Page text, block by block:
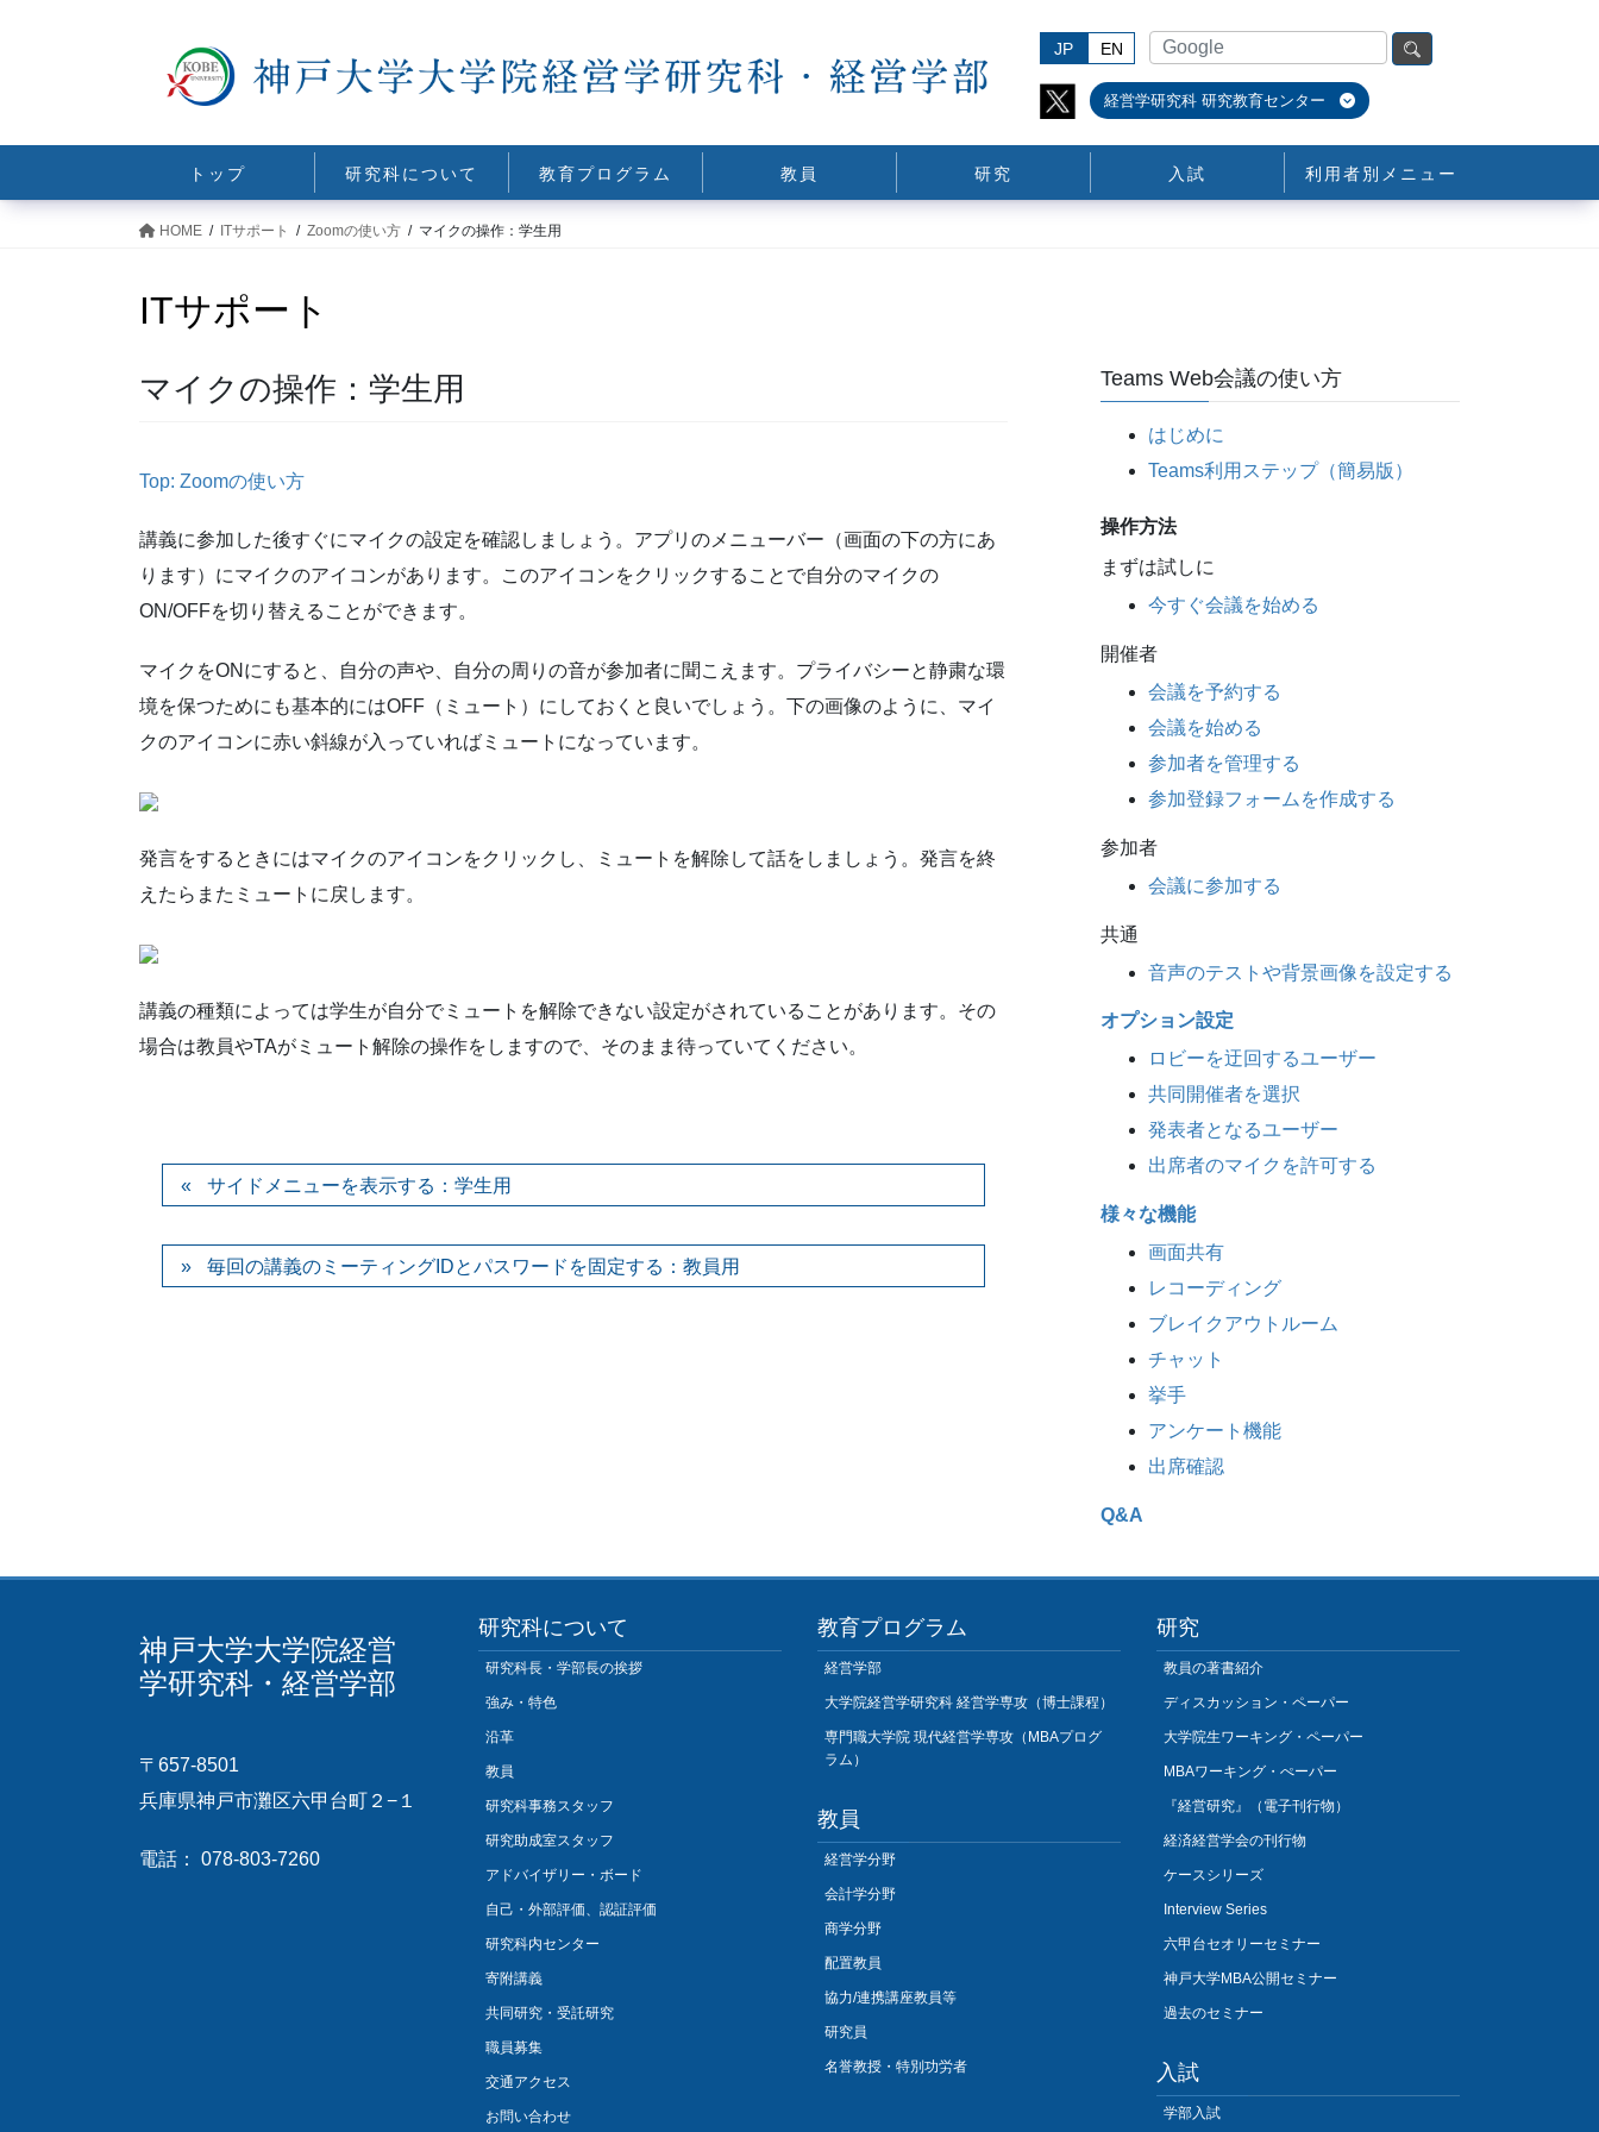
JP EN
経営学研究科 研究教育センター
トップ 研究科について 教育プログラム 教員 研究 入試 利用者別メニュー
HOME ITサポート Zoomの使い方 マイクの操作：学生用
ITサポート
マイクの操作：学生用
Top: Zoomの使い方
講義に参加した後すぐにマイクの設定を確認しましょう。アプリのメニューバー（画面の下の方にあ
ります）にマイクのアイコンがあります。このアイコンをクリックすることで自分のマイクの
ON/OFFを切り替えることができます。
マイクをONにすると、自分の声や、自分の周りの音が参加者に聞こえます。プライバシーと静粛な環
境を保つためにも基本的にはOFF（ミュート）にしておくと良いでしょう。下の画像のように、マイ
クのアイコンに赤い斜線が入っていればミュートになっています。
発言をするときにはマイクのアイコンをクリックし、ミュートを解除して話をしましょう。発言を終
えたらまたミュートに戻します。
講義の種類によっては学生が自分でミュートを解除できない設定がされていることがあります。その
場合は教員やTAがミュート解除の操作をしますので、そのまま待っていてください。
サイドメニューを表示する：学生用
毎回の講義のミーティングIDとパスワードを固定する：教員用
Teams Web会議の使い方
はじめに
Teams利用ステップ（簡易版）
操作方法
まずは試しに
今すぐ会議を始める
開催者
会議を予約する
会議を始める
参加者を管理する
参加登録フォームを作成する
参加者
会議に参加する
共通
音声のテストや背景画像を設定する
オプション設定
ロビーを迂回するユーザー
共同開催者を選択
発表者となるユーザー
出席者のマイクを許可する
様々な機能
画面共有
レコーディング
ブレイクアウトルーム
チャット
挙手
アンケート機能
出席確認
Q&A
神戸大学大学院経営
学研究科・経営学部
〒657-8501
兵庫県神戸市灘区六甲台町２−１
電話： 078-803-7260
研究科について
研究科長・学部長の挨拶
強み・特色
沿革
教員
研究科事務スタッフ
研究助成室スタッフ
アドバイザリー・ボード
自己・外部評価、認証評価
研究科内センター
寄附講義
共同研究・受託研究
職員募集
交通アクセス
お問い合わせ
教育プログラム
経営学部
大学院経営学研究科 経営学専攻（博士課程）
専門職大学院 現代経営学専攻（MBAプログ
ラム）
教員
経営学分野
会計学分野
商学分野
配置教員
協力/連携講座教員等
研究員
名誉教授・特別功労者
研究
教員の著書紹介
ディスカッション・ペーパー
大学院生ワーキング・ペーパー
MBAワーキング・ぺーパー
『経営研究』（電子刊行物）
経済経営学会の刊行物
ケースシリーズ
Interview Series
六甲台セオリーセミナー
神戸大学MBA公開セミナー
過去のセミナー
入試
学部入試